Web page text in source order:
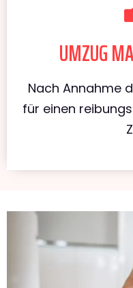
UMZUG
Nach Annahme
für einen